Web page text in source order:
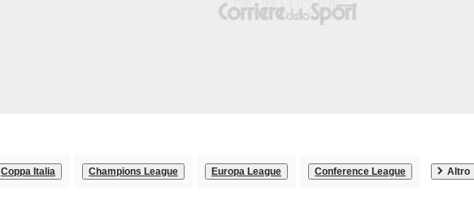
Coppa Italia Champions League Europa League Conference League Altro